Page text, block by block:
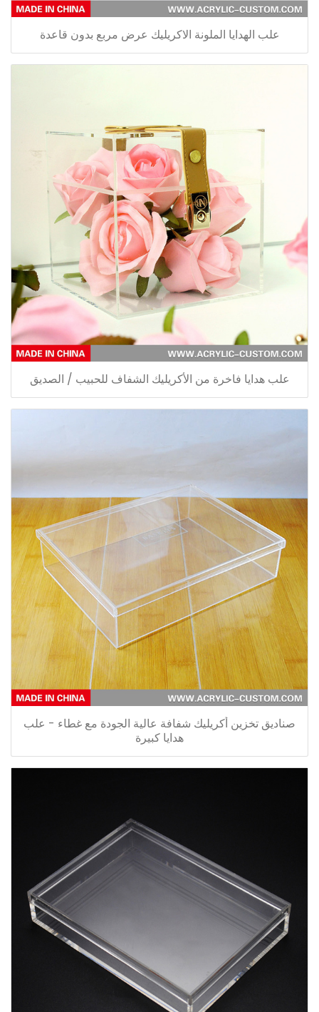
علب الهدايا الملونة الاكريليك عرض مربع بدون قاعدة
علب هدايا فاخرة من الأكريليك الشفاف للحبيب / الصديق
صناديق تخزين أكريليك شفافة عالية الجودة مع غطاء - علب
هدايا كبيرة